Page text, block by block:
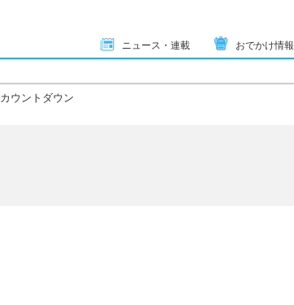
ニュース・連載 おでかけ情報
カウントダウン